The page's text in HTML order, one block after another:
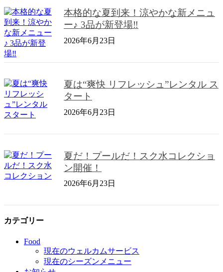
本格的な夏到来！涼やかな新メニュ
ー♪ 3品が新登場‼
2026年6月23日
夏は“爽快 リフレッシュ”レンタル ス
タート
2026年6月23日
夏だ！プールだ！スク水コレクショ
ン開催！
2026年6月23日
カテゴリー
Food
現在のウェルカムサービス
現在のシーズンメニュー